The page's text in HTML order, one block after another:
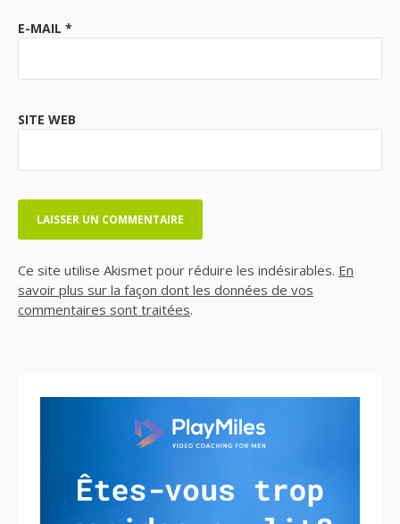
E-MAIL *
SITE WEB
Ce site utilise Akismet pour réduire les indésirables. En
savoir plus sur la façon dont les données de vos
commentaires sont traitées.